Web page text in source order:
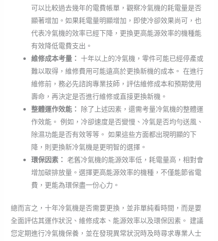
可以比較過去幾年的電費帳單，觀察冷氣機的耗電量是否
顯著增加。如果耗電量明顯增加，即使冷卻效果尚可，也
代表冷氣機的效率已經下降，更換更高能源效率的機種能
有效降低電費支出。
維修成本考量： 十年以上的冷氣機，零件可能已經停產或
難以取得，維修費用可能遠高於更換新機的成本。 在進行
維修前，務必先諮詢專業技師，評估維修成本和預期使用
壽命，再決定是否進行維修或直接更換新機。
整體運作效能： 除了上述因素，還需考量冷氣機的整體運
作效能。 例如，冷卻速度是否變慢、冷氣是否均勻送風、
除濕功能是否有效等等。 如果這些方面都出現明顯的下
降，則更換新冷氣機是更明智的選擇。
環保因素： 老舊冷氣機的能源效率低，耗電量高，相對會
增加碳排放量。選擇更高能源效率的機種，不僅能節省電
費，更能為環保盡一份心力。
總而言之，十年冷氣機是否需要更換，並非單純看時間，而是要
全面評估其運作狀況、維修成本、能源效率以及環保因素。 建議
您定期進行冷氣機保養，並在發現異常狀況時及時尋求專業人士